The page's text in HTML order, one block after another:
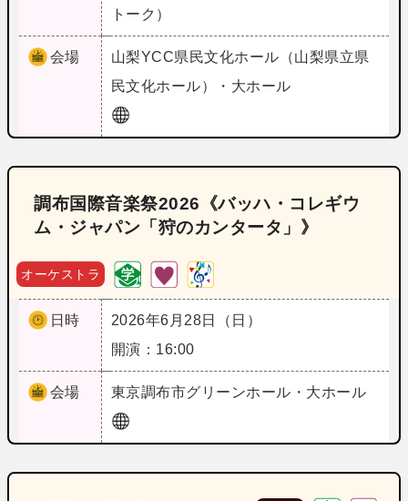
トーク）
会場 山梨YCC県民文化ホール（山梨県立県
民文化ホール）・大ホール
調布国際音楽祭2026《バッハ・コレギウ
ム・ジャパン「狩のカンタータ」》
オーケストラ
日時
2026年6月28日（日）
開演：16:00
会場 東京調布市グリーンホール・大ホール